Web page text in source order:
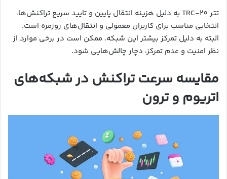
تتر TRC-20 به دلیل هزینه انتقال پایین و تایید سریع تراکنش‌ها،
انتخابی مناسب برای کاربران معمولی و انتقال‌های روزمره است.
البته به دلیل تمرکز بیشتر این شبکه، ممکن است در برخی موارد از
نظر امنیت و عدم تمرکز، دچار چالش‌هایی شود.
مقایسه سرعت تراکنش در شبکه‌های
اتریوم و ترون